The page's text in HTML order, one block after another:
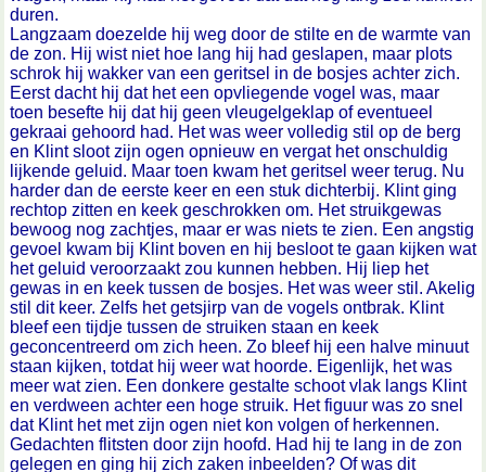
duren.
Langzaam doezelde hij weg door de stilte en de warmte van
de zon. Hij wist niet hoe lang hij had geslapen, maar plots
schrok hij wakker van een geritsel in de bosjes achter zich.
Eerst dacht hij dat het een opvliegende vogel was, maar
toen besefte hij dat hij geen vleugelgeklap of eventueel
gekraai gehoord had. Het was weer volledig stil op de berg
en Klint sloot zijn ogen opnieuw en vergat het onschuldig
lijkende geluid. Maar toen kwam het geritsel weer terug. Nu
harder dan de eerste keer en een stuk dichterbij. Klint ging
rechtop zitten en keek geschrokken om. Het struikgewas
bewoog nog zachtjes, maar er was niets te zien. Een angstig
gevoel kwam bij Klint boven en hij besloot te gaan kijken wat
het geluid veroorzaakt zou kunnen hebben. Hij liep het
gewas in en keek tussen de bosjes. Het was weer stil. Akelig
stil dit keer. Zelfs het getsjirp van de vogels ontbrak. Klint
bleef een tijdje tussen de struiken staan en keek
geconcentreerd om zich heen. Zo bleef hij een halve minuut
staan kijken, totdat hij weer wat hoorde. Eigenlijk, het was
meer wat zien. Een donkere gestalte schoot vlak langs Klint
en verdween achter een hoge struik. Het figuur was zo snel
dat Klint het met zijn ogen niet kon volgen of herkennen.
Gedachten flitsten door zijn hoofd. Had hij te lang in de zon
gelegen en ging hij zich zaken inbeelden? Of was dit